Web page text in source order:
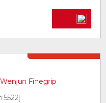
Finegrip
5522]